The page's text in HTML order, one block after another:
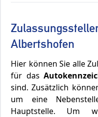
Albertshofen
Hier können Sie alle
für das
sind. Zusätzlich
um eine
Hauptstelle. Um